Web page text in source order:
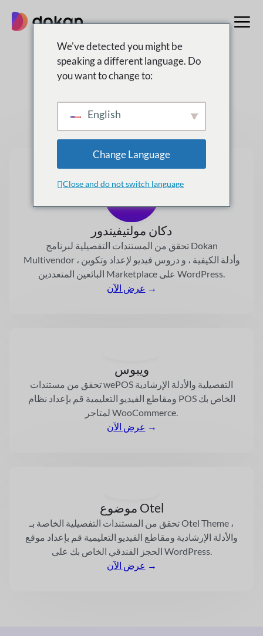
إلى
المحتوى
توثيق
التوثيق والقاعدة المعرفية والأسئلة الشائعة والمنتدى والمزيد
دكان مولتيفيندور
تحقق من المستندات التفصيلية لبرنامج Dokan
Multivendor ، وأدلة الكيفية ، و دروس فيديو لإعداد وتكوين
Marketplace على WordPress.
عرض الآن →
ويبوس
تحقق من مستندات wePOS التفصيلية والأدلة الإرشادية
ومقاطع الفيديو التعليمية قم بإعداد نظام POS الخاص بك
لمتاجر WooCommerce.
عرض الآن →
موضوع Otel
تحقق من المستندات التفصيلية الخاصة بـ Otel Theme ،
والأدلة الإرشادية ومقاطع الفيديو التعليمية قم بإعداد موقع
الحجز الفندقي الخاص بك على WordPress.
عرض الآن →
We've detected you might be
speaking a different language. Do
you want to change to:
English
Change Language
Close and do not switch language